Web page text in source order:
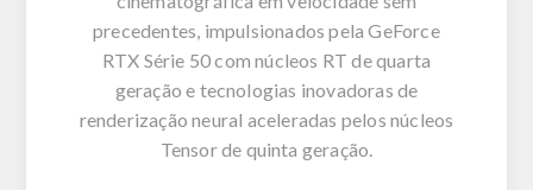
precedentes, impulsionados pela GeForce
RTX Série 50 com núcleos RT de quarta
geração e tecnologias inovadoras de
renderização neural aceleradas pelos núcleos
Tensor de quinta geração.